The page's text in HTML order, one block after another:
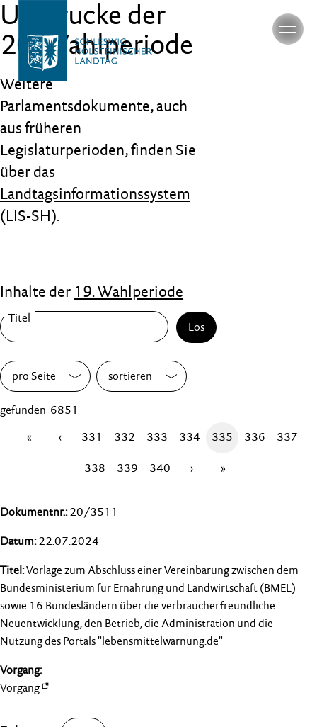
Umdrucke der
20. Wahlperiode
Weitere
Parlamentsdokumente, auch
aus früheren
Legislaturperioden, finden Sie
über das
Landtagsinformationssystem
(LIS-SH).
Inhalte der 19. Wahlperiode
Los
pro Seite sortieren
gefunden 6851
«
‹ 331 332 333 334 335 336 337
338 339 340 › »
20/3511
22.07.2024
Vorlage zum Abschluss einer Vereinbarung zwischen dem
Bundesministerium für Ernährung und Landwirtschaft (BMEL)
sowie 16 Bundesländern über die verbraucherfreundliche
Neuentwicklung, den Betrieb, die Administration und die
Nutzung des Portals "lebensmittelwarnung.de"
Vorgang